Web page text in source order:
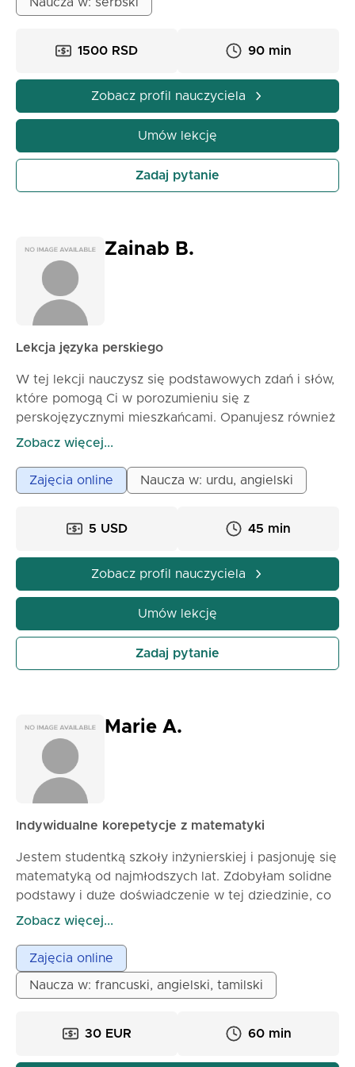
Jestem bardzo oddany, wytrzymały, cierpliwy.
1500 RSD 90 min
Zobacz profil nauczyciela
Umów lekcję
Zadaj pytanie
Zainab B.
Lekcja języka perskiego
W tej lekcji nauczysz się podstawowych zdań i słów,
które pomogą Ci w porozumieniu się z
perskojęzycznymi mieszkańcami. Opanujesz również
podstawowe zasady gramatyki i słowotwórstwa, co
obejmuje ćwiczenia praktyczne, dzięki którym
będziesz mógł zastosować nabyte umiejętności w
Zobacz więcej...
Zajęcia online Naucza w: urdu, angielski
5 USD 45 min
Zobacz profil nauczyciela
Umów lekcję
Zadaj pytanie
Marie A.
Indywidualne korepetycje z matematyki
Jestem studentką szkoły inżynierskiej i pasjonuję się
matematyką od najmłodszych lat. Zdobyłam solidne
podstawy i duże doświadczenie w tej dziedzinie, co
pozwala mi skutecznie przekazywać moją wiedzę.
i spersonalizowany: zaczynamy od przejrzenia
podstawowych pojęć, a następnie przechodzimy do
ćwiczeń praktycznych, aby umocnić twoje
ustrukturyzowany, z szczegółowymi wyjaśnieniami i
Zobacz więcej...
Zajęcia online
Naucza w: francuski, angielski, tamilski
30 EUR 60 min